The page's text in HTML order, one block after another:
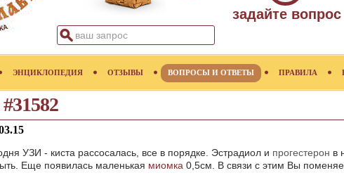
задайте вопрос
ЭНЦИКЛОПЕДИЯ ОТЗЫВЫ ВОПРОСЫ И ОТВЕТЫ ПРАВИЛА
УЗИ - киста рассосалась, все в порядке. Эстрадиол и прогестерон в
Еще появилась маленькая миомка 0,5см. В связи с этим Вы